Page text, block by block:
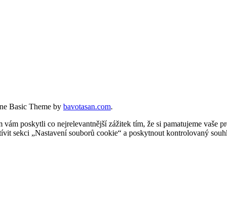
Basic Theme by bavotasan.com.
poskytli co nejrelevantnější zážitek tím, že si pamatujeme vaše
sekci „Nastavení souborů cookie“ a poskytnout kontrolovaný